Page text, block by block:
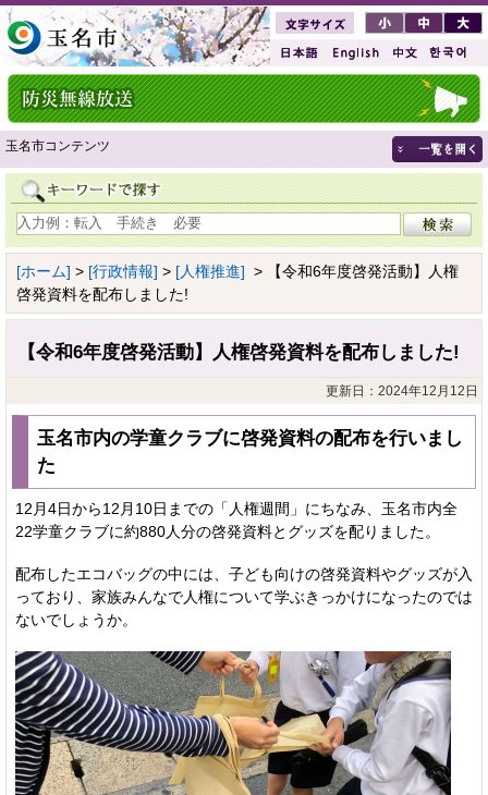
玉名市コンテンツ
[ホーム] > [行政情報] > [人権推進] > 【令和6年度啓発活動】人権
啓発資料を配布しました!
【令和6年度啓発活動】人権啓発資料を配布しました!
更新日：2024年12月12日
玉名市内の学童クラブに啓発資料の配布を行いまし
た
12月4日から12月10日までの「人権週間」にちなみ、玉名市内全
22学童クラブに約880人分の啓発資料とグッズを配りました。
配布したエコバッグの中には、子ども向けの啓発資料やグッズが入
っており、家族みんなで人権について学ぶきっかけになったのでは
ないでしょうか。